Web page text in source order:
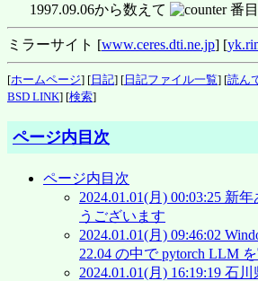
1997.09.06から数えて
番目
ミラーサイト [www.ceres.dti.ne.jp] [
[ホームページ] [ 日記] [ 日記ファイル一覧] [読ん
BSD LINK] [検索]
ページ内目次
ページ内目次
2024.01.01(月) 00:03:25 新
うございます
2024.01.01(月) 09:46:02
22.04 の中で pytorch LLM
2024.01.01(月) 16:19:19 石